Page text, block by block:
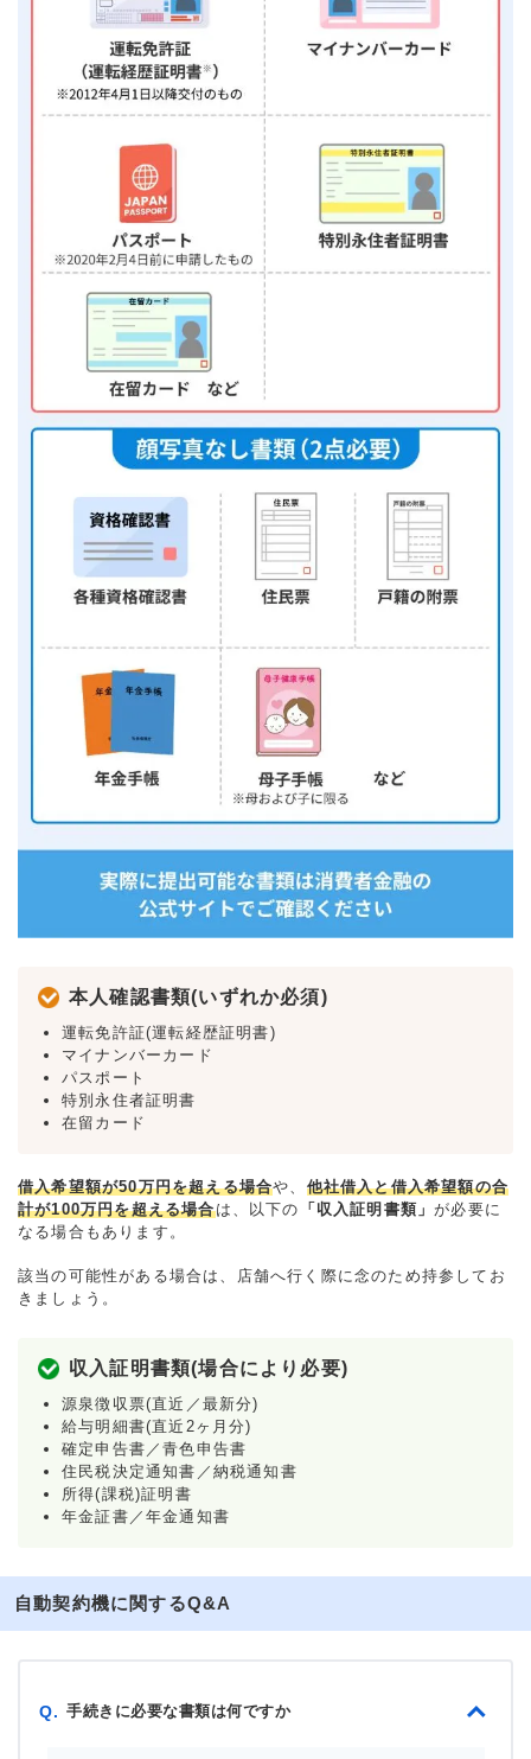
本人確認書類(いずれか必須)
運転免許証(運転経歴証明書)
マイナンバーカード
パスポート
特別永住者証明書
在留カード
借入希望額が50万円を超える場合や、 他社借入と借入希望額の合
計が100万円を超える場合は、以下の 「収入証明書類」が必要に
なる場合もあります。
該当の可能性がある場合は、店舗へ行く際に念のため持参してお
きましょう。
収入証明書類(場合により必要)
源泉徴収票(直近／最新分)
給与明細書(直近2ヶ月分)
確定申告書／青色申告書
住民税決定通知書／納税通知書
所得(課税)証明書
年金証書／年金通知書
自動契約機に関するQ&A
Q. 手続きに必要な書類は何ですか